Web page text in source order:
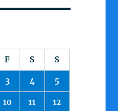
F S S
3 4 5
10 11 12